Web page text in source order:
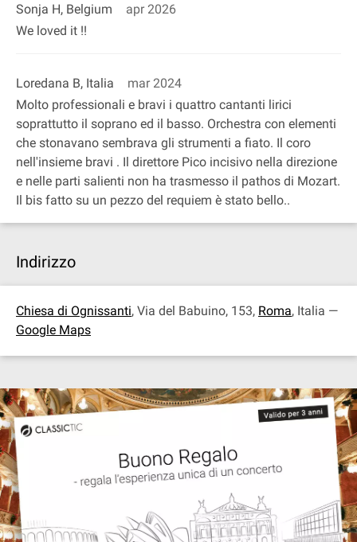
Sonja H, Belgium
apr 2026
We loved it !!
Loredana B, Italia
mar 2024
Molto professionali e bravi i quattro cantanti lirici
soprattutto il soprano ed il basso. Orchestra con elementi
che stonavano sembrava gli strumenti a fiato. Il coro
nell'insieme bravi . Il direttore Pico incisivo nella direzione
e nelle parti salienti non ha trasmesso il pathos di Mozart.
Il bis fatto su un pezzo del requiem è stato bello..
Indirizzo
Chiesa di Ognissanti, Via del Babuino, 153, Roma, Italia —
Google Maps